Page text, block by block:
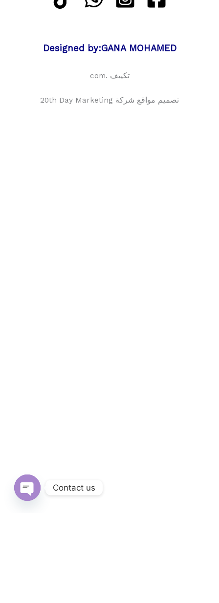
Designed by:GANA MOHAMED
تكييف .com
تصميم مواقع شركة 20th Day Marketing
Contact us
Open